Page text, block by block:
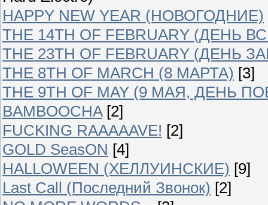
HAPPY NEW YEAR (НОВОГОДНИЕ)
THE 14TH OF FEBRUARY (ДЕНЬ
THE 23TH OF FEBRUARY (ДЕНЬ
THE 8TH OF MARCH (8 МАРТА) [3]
THE 9TH OF MAY (9 МАЯ, ДЕНЬ
BAMBOOCHA [2]
FUCKING RAAAAAVE! [2]
GOLD SeasON [4]
HALLOWEEN (ХЕЛЛУИНСКИЕ) [9]
Last Call (Последний Звонок) [2]